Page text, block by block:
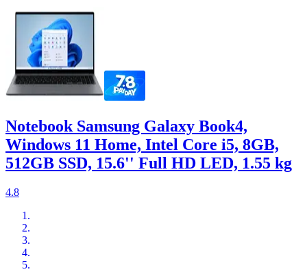
Notebook Samsung Galaxy Book4,
Windows 11 Home, Intel Core i5, 8GB,
512GB SSD, 15.6'' Full HD LED, 1.55 kg
4.8